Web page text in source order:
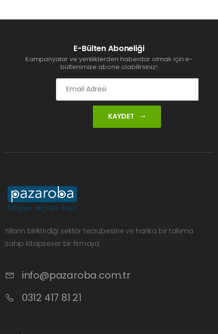
E-Bülten Aboneliği
Kampanyalar ve yeniliklerden haberdar olmak için e-
bültenimize abone olabilirsiniz!
KAYDET
Yılların biriktirdiği sektör tecrübesine ve harika bir takıma
sahip kitapsever bir firmayız
info@pazaroba.com.tr
0312 417 81 21